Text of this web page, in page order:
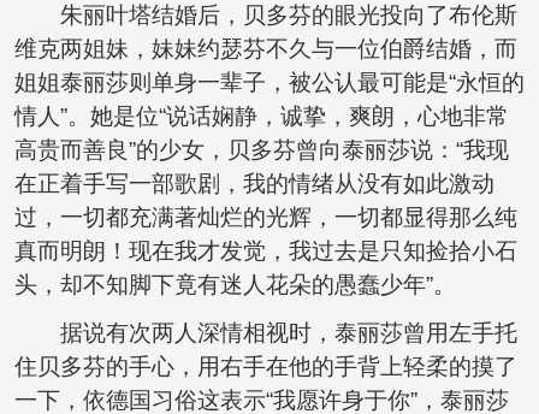
朱丽叶塔结婚后，贝多芬的眼光投向了布伦斯
维克两姐妹，妹妹约瑟芬不久与一位伯爵结婚，而
姐姐泰丽莎则单身一辈子，被公认最可能是“永恒的
情人”。她是位“说话娴静，诚挚，爽朗，心地非常
高贵而善良”的少女，贝多芬曾向泰丽莎说：“我现
在正着手写一部歌剧，我的情绪从没有如此激动
过，一切都充满著灿烂的光辉，一切都显得那么纯
真而明朗！现在我才发觉，我过去是只知捡拾小石
头，却不知脚下竟有迷人花朵的愚蠢少年”。
据说有次两人深情相视时，泰丽莎曾用左手托
住贝多芬的手心，用右手在他的手背上轻柔的摸了
一下，依德国习俗这表示“我愿许身于你”，泰丽莎